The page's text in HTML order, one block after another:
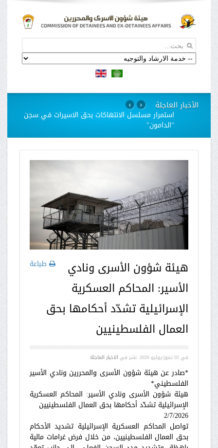
الأخبار العاجلة
استمرار مسلسل الانتهاكات بحق الاسيرات في سجن
"الدامون"
› ‹
طباعة
هيئة شؤون الأسرى ونادي
الأسير: المحاكم العسكرية
الإسرائيلية تشدّد أحكامها بحق
العمال الفلسطينيين
في02 تموز/يوليو 2026 . نشر في الاخبار العاجلة
*صادر عن هيئة شؤون الأسرى والمحررين ونادي الأسير
الفلسطيني*
هيئة شؤون الأسرى ونادي الأسير: المحاكم العسكرية
الإسرائيلية تشدّد أحكامها بحق العمال الفلسطينيين
2/7/2026
تواصل المحاكم العسكرية الإسرائيلية تشديد الأحكام
بحق العمال الفلسطينيين، من خلال فرض غرامات مالية